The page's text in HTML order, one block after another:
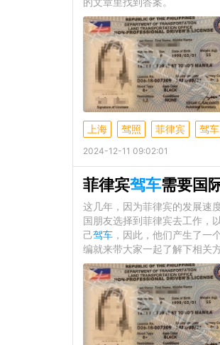
上海 驾照 菲律宾 驾车
2024-12-11 09:02:01
菲律宾驾车需要国
这几年，因为菲律宾的发展速
国朋友选择到菲律宾去工作，
己驾车 ，因此，他们产生了一
编就来带大家一起了解下相关